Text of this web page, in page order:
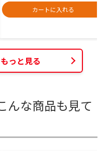
カートに入れる
っと見る
んな商品も見て